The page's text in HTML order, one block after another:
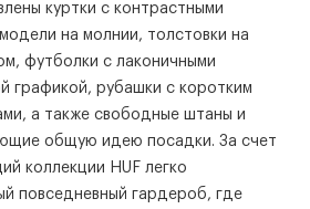
куртки с контрастными
на молнии, толстовки на
футболки с лаконичными
графикой, рубашки с коротким
а также свободные штаны и
общую идею посадки. За счет
коллекции HUF легко
повседневный гардероб, где